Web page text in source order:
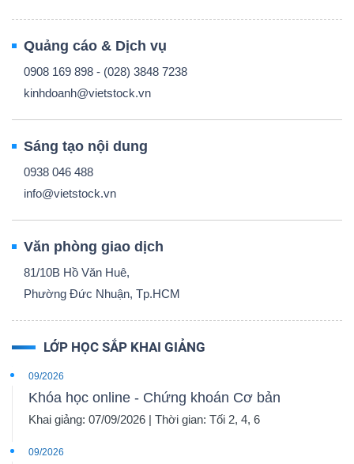
Quảng cáo & Dịch vụ
0908 169 898 - (028) 3848 7238
kinhdoanh@vietstock.vn
Sáng tạo nội dung
0938 046 488
info@vietstock.vn
Văn phòng giao dịch
81/10B Hồ Văn Huê,
Phường Đức Nhuận, Tp.HCM
LỚP HỌC SẮP KHAI GIẢNG
09/2026
Khóa học online - Chứng khoán Cơ bản
Khai giảng: 07/09/2026 | Thời gian: Tối 2, 4, 6
09/2026